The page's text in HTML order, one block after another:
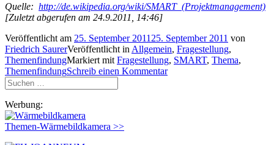
Quelle: http://de.wikipedia.org/wiki/SMART_(Projektmanagement)
[Zuletzt abgerufen am 24.9.2011, 14:46]
Veröffentlicht am 25. September 2011 25. September 2011 von
Friedrich SaurerVeröffentlicht in Allgemein, Fragestellung,
ThemenfindungMarkiert mit Fragestellung, SMART, Thema,
ThemenfindungSchreib einen Kommentar
Suchen
nach:
Werbung:
Themen-Wärmebildkamera >>